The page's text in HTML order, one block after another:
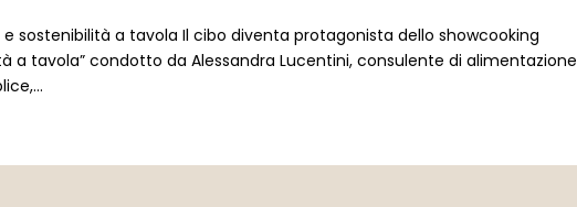
sostenibilità a tavola Il cibo diventa protagonista dello showcooking
a tavola” condotto da Alessandra Lucentini, consulente di alimentazione